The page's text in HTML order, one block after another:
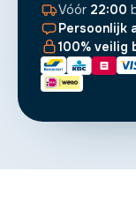
Vóór 22:00
Persoonlijk
100% veilig